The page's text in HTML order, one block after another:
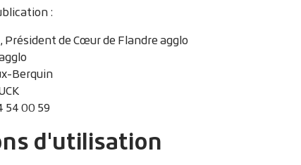
:
de Cœur de Flandre agglo
Berquin
54 00 59
d'utilisation